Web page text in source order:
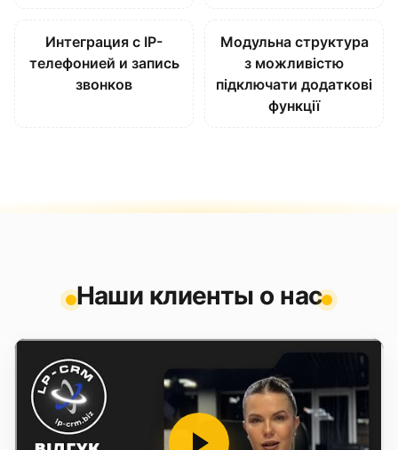
Интеграция с IP-
телефонией и запись
звонков
Модульна структура
з можливістю
підключати додаткові
функції
Наши клиенты о нас